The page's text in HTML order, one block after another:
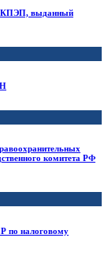
выданный
комитета РФ
по налоговому